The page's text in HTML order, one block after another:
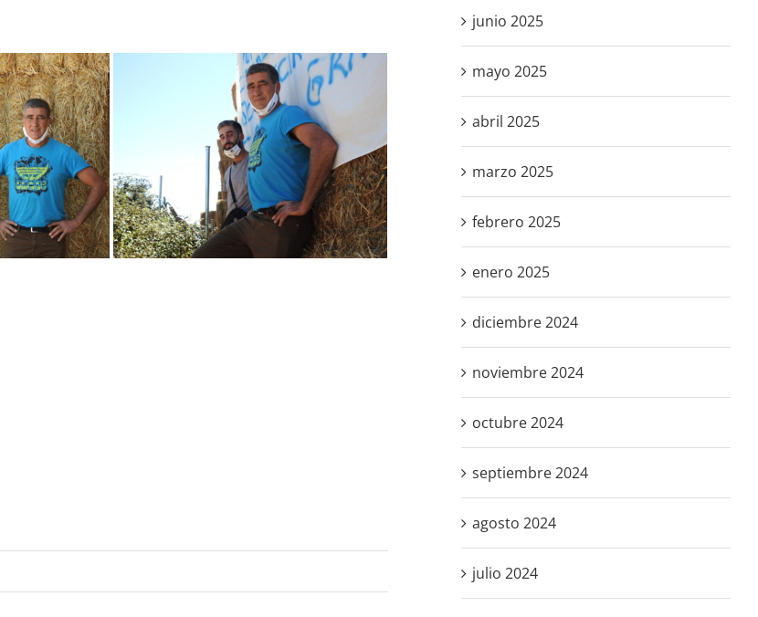
junio 2025
mayo 2025
abril 2025
marzo 2025
febrero 2025
enero 2025
diciembre 2024
noviembre 2024
octubre 2024
septiembre 2024
agosto 2024
julio 2024